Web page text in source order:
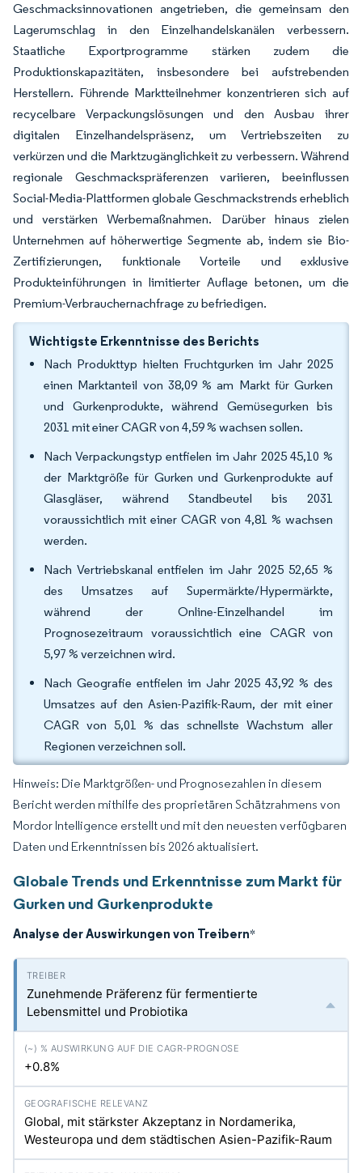
Geschmacksinnovationen angetrieben, die gemeinsam den
Lagerumschlag in den Einzelhandelskanälen verbessern.
Staatliche Exportprogramme stärken zudem die
Produktionskapazitäten, insbesondere bei aufstrebenden
Herstellern. Führende Marktteilnehmer konzentrieren sich auf
recycelbare Verpackungslösungen und den Ausbau ihrer
digitalen Einzelhandelspräsenz, um Vertriebszeiten zu
verkürzen und die Marktzugänglichkeit zu verbessern. Während
regionale Geschmackspräferenzen variieren, beeinflussen
Social-Media-Plattformen globale Geschmackstrends erheblich
und verstärken Werbemaßnahmen. Darüber hinaus zielen
Unternehmen auf höherwertige Segmente ab, indem sie Bio-
Zertifizierungen, funktionale Vorteile und exklusive
Produkteinführungen in limitierter Auflage betonen, um die
Premium-Verbrauchernachfrage zu befriedigen.
Wichtigste Erkenntnisse des Berichts
Nach Produkttyp hielten Fruchtgurken im Jahr 2025
einen Marktanteil von 38,09 % am Markt für Gurken
und Gurkenprodukte, während Gemüsegurken bis
2031 mit einer CAGR von 4,59 % wachsen sollen.
Nach Verpackungstyp entfielen im Jahr 2025 45,10 %
der Marktgröße für Gurken und Gurkenprodukte auf
Glasgläser, während Standbeutel bis 2031
voraussichtlich mit einer CAGR von 4,81 % wachsen
werden.
Nach Vertriebskanal entfielen im Jahr 2025 52,65 %
des Umsatzes auf Supermärkte/Hypermärkte,
während der Online-Einzelhandel im
Prognosezeitraum voraussichtlich eine CAGR von
5,97 % verzeichnen wird.
Nach Geografie entfielen im Jahr 2025 43,92 % des
Umsatzes auf den Asien-Pazifik-Raum, der mit einer
CAGR von 5,01 % das schnellste Wachstum aller
Regionen verzeichnen soll.
Hinweis: Die Marktgrößen- und Prognosezahlen in diesem
Bericht werden mithilfe des proprietären Schätzrahmens von
Mordor Intelligence erstellt und mit den neuesten verfügbaren
Daten und Erkenntnissen bis 2026 aktualisiert.
Globale Trends und Erkenntnisse zum Markt für
Gurken und Gurkenprodukte
Analyse der Auswirkungen von Treibern*
Zunehmende Präferenz für fermentierte
Lebensmittel und Probiotika
+0.8%
Global, mit stärkster Akzeptanz in Nordamerika,
Westeuropa und dem städtischen Asien-Pazifik-Raum